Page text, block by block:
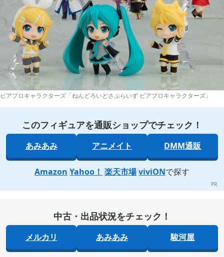
ピアプロキャラクターズ「ねんどろいどさぷらいず ピアプロキャラクターズ」
このフィギュアを通販ショップでチェック！
あみあみ アニメイト DMM通販
Amazon Yahoo！ 楽天市場 viviONで探す
中古・出品状況をチェック！
メルカリ あみあみ 駿河屋